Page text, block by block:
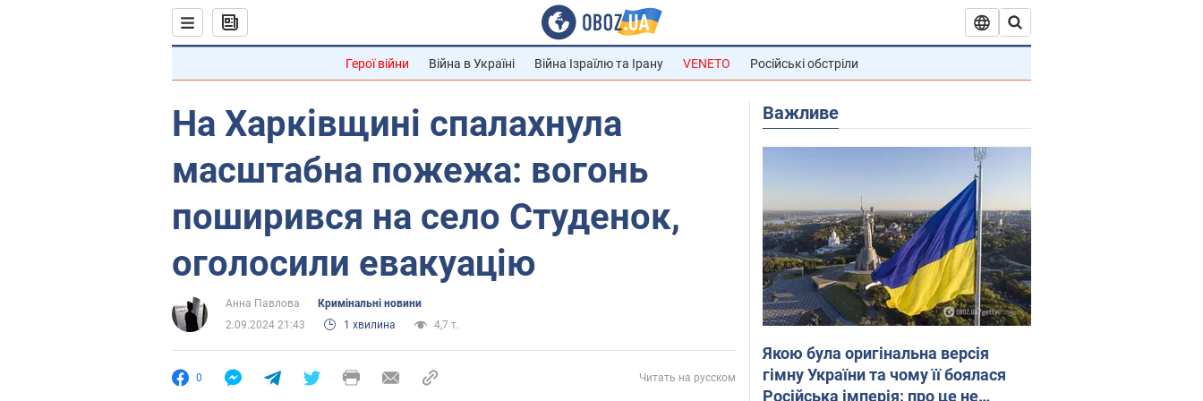
Герої війни Війна в Україні Війна Ізраїлю та Ірану VENETO Російські обстріли
На Харківщині спалахнула
масштабна пожежа: вогонь
поширився на село Студенок,
оголосили евакуацію
Анна Павлова
Кримінальні новини
2.09.2024 21:43
1 хвилина 4,7 т.
0 Читать на русском
Важливе
Якою була оригінальна версія
гімну України та чому її боялася
Російська імперія: про це не